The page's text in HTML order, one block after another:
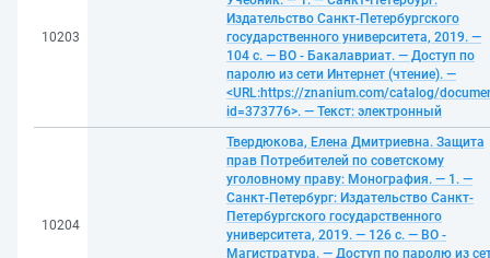
10203
Издательство Санкт-Петербургского
государственного университета, 2019. —
104 с. — ВО - Бакалавриат. — Доступ по
паролю из сети Интернет (чтение). —
<URL:https://znanium.com/catalog/
id=373776>. — Текст: электронный
10204
Твердюкова, Елена Дмитриевна. Защита
прав Потребителей по советскому
уголовному праву: Монография. — 1. —
Санкт-Петербург: Издательство Санкт-
Петербургского государственного
университета, 2019. — 126 с. — ВО -
Магистратура. — Доступ по паролю из